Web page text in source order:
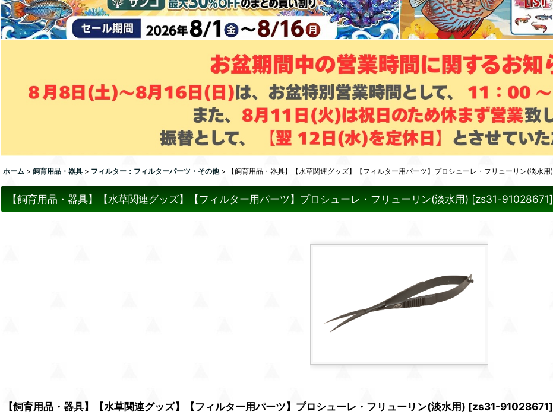
ホーム > 飼育用品・器具 > フィルター：フィルターパーツ・その他 > 【飼育用品・器具】【水草関連グッズ】【フィルター用パーツ】プロシューレ・フリューリン(淡水用)
【飼育用品・器具】【水草関連グッズ】【フィルター用パーツ】プロシューレ・フリューリン(淡水用) [zs31-91028671]
【飼育用品・器具】【水草関連グッズ】【フィルター用パーツ】プロシューレ・フリューリン(淡水用) [zs31-91028671]